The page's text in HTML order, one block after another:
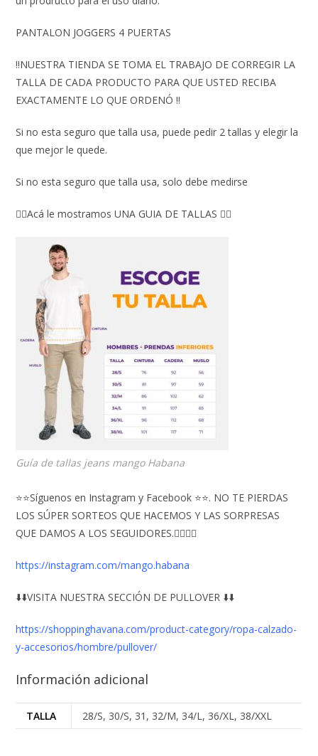
PANTALON JOGGERS 4 PUERTAS
‼️NUESTRA TIENDA SE TOMA EL TRABAJO DE CORREGIR LA
TALLA DE CADA PRODUCTO PARA QUE USTED RECIBA
EXACTAMENTE LO QUE ORDENÓ ‼️
Si no esta seguro que talla usa, puede pedir 2 tallas y elegir la
que mejor le quede.
Si no esta seguro que talla usa, solo debe medirse
👇🏼Acá le mostramos UNA GUIA DE TALLAS 👇🏻
Guía de tallas jeans mango Habana
⭐⭐Síguenos en Instagram y Facebook ⭐⭐. NO TE PIERDAS
LOS SÚPER SORTEOS QUE HACEMOS Y LAS SORPRESAS
QUE DAMOS A LOS SEGUIDORES.👇🏻👇🏻
https://instagram.com/mango.habana
⬇️⬇️VISITA NUESTRA SECCIÓN DE PULLOVER ⬇️⬇️
https://shoppinghavana.com/product-category/ropa-calzado-
y-accesorios/hombre/pullover/
Información adicional
TALLA 28/S, 30/S, 31, 32/M, 34/L, 36/XL, 38/XXL